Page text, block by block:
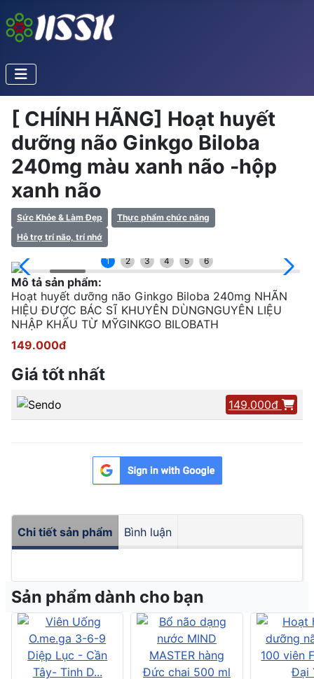
[ CHÍNH HÃNG] Hoạt huyết
dưỡng não Ginkgo Biloba
240mg màu xanh não -hộp
xanh não
Sức Khỏe & Làm Đẹp
Thực phẩm chức năng
Hỗ trợ trí não, trí nhớ
1 2 3 4 5 6
Mô tả sản phẩm:
Hoạt huyết dưỡng não Ginkgo Biloba 240mg NHÃN
HIỆU ĐƯỢC BÁC SĨ KHUYÊN DÙNGNGUYÊN LIỆU
NHẬP KHẨU TỪ MỸGINKGO BILOBATH
149.000đ
Giá tốt nhất
149.000đ
Chi tiết sản phẩm Bình luận
Sản phẩm dành cho bạn